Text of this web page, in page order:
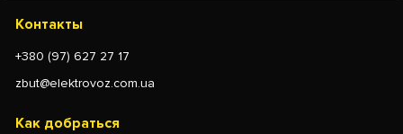
Контакты
+380 (97) 627 27 17
zbut@elektrovoz.com.ua
Как добраться